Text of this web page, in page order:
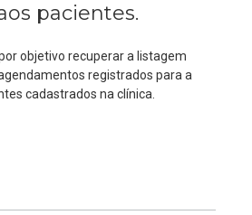
pacientes.
objetivo recuperar a listagem
registrados para a
cadastrados na clínica.